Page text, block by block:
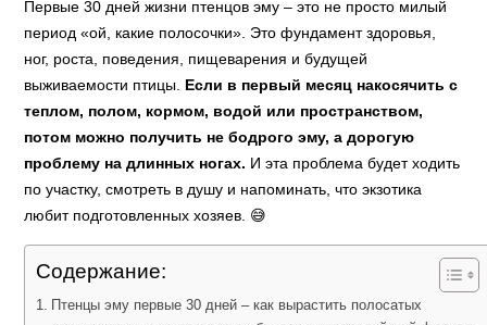
Первые 30 дней жизни птенцов эму – это не просто милый
период «ой, какие полосочки». Это фундамент здоровья,
ног, роста, поведения, пищеварения и будущей
выживаемости птицы. Если в первый месяц накосячить с
теплом, полом, кормом, водой или пространством,
потом можно получить не бодрого эму, а дорогую
проблему на длинных ногах. И эта проблема будет ходить
по участку, смотреть в душу и напоминать, что экзотика
любит подготовленных хозяев. 😅
Содержание:
Птенцы эму первые 30 дней – как вырастить полосатых